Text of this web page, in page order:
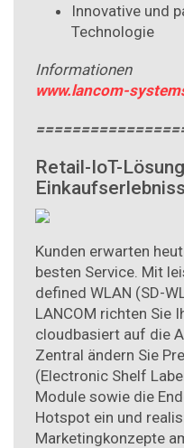
Innovative und
Technologie
Informationen
www.lancom-
Retail-IoT-
Kunden erwarten
besten Service. Mit
defined WLAN (SD-
LANCOM richten Sie
cloudbasiert auf die
Zentral ändern Sie
(Electronic Shelf
Module sowie die
Hotspot ein und
Marketingkonzepte